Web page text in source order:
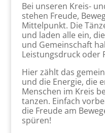
Bei unseren Kreis-
stehen Freude,
Mittelpunkt. Die
und laden alle ein,
und Gemeinschaft
Leistungsdruck oder
Hier zählt das
und die Energie, die
Menschen im Kreis
tanzen. Einfach
die Freude am
spüren!